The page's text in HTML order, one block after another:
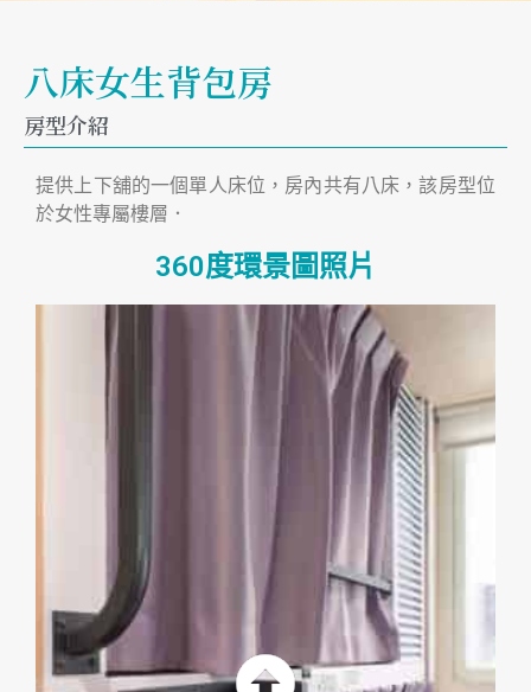
八床女生背包房
房型介紹
提供上下舖的一個單人床位，房內共有八床，該房型位
於女性專屬樓層．
360度環景圖照片